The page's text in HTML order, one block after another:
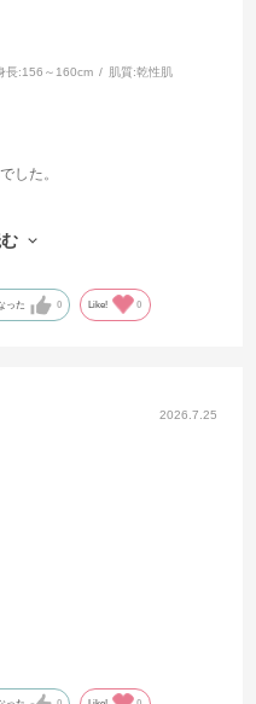
長:156～160cm 肌質:乾性肌
した。
です。
で、濃厚なのに低めで嬉し
置き換えに最適だと感じまし
った 0 Like! 0
2026.7.25